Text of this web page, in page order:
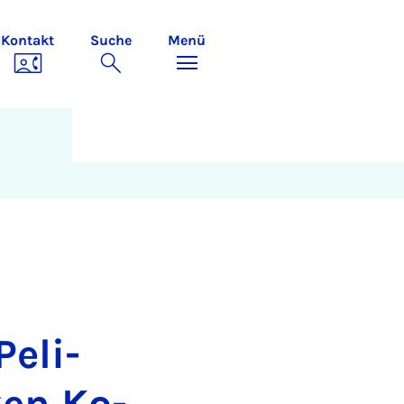
Kontakt Suche Menü